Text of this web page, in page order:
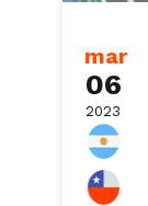
mar
06
2023